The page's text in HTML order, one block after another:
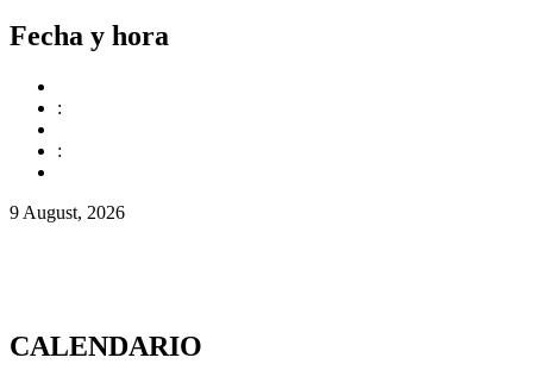
Fecha y hora
:
:
9 August, 2026
CALENDARIO